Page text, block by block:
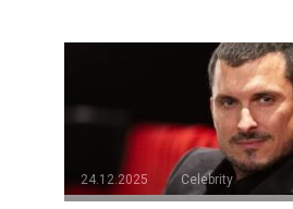
24.12.2025 Celebrity